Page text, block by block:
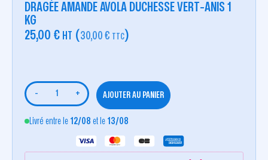
DRAGÉE AMANDE AVOLA DUCHESSE VERT-ANIS 1
KG
25,00 € HT (30,00 € TTC)
- + AJOUTER AU PANIER
Livré entre le 12/08 et le 13/08